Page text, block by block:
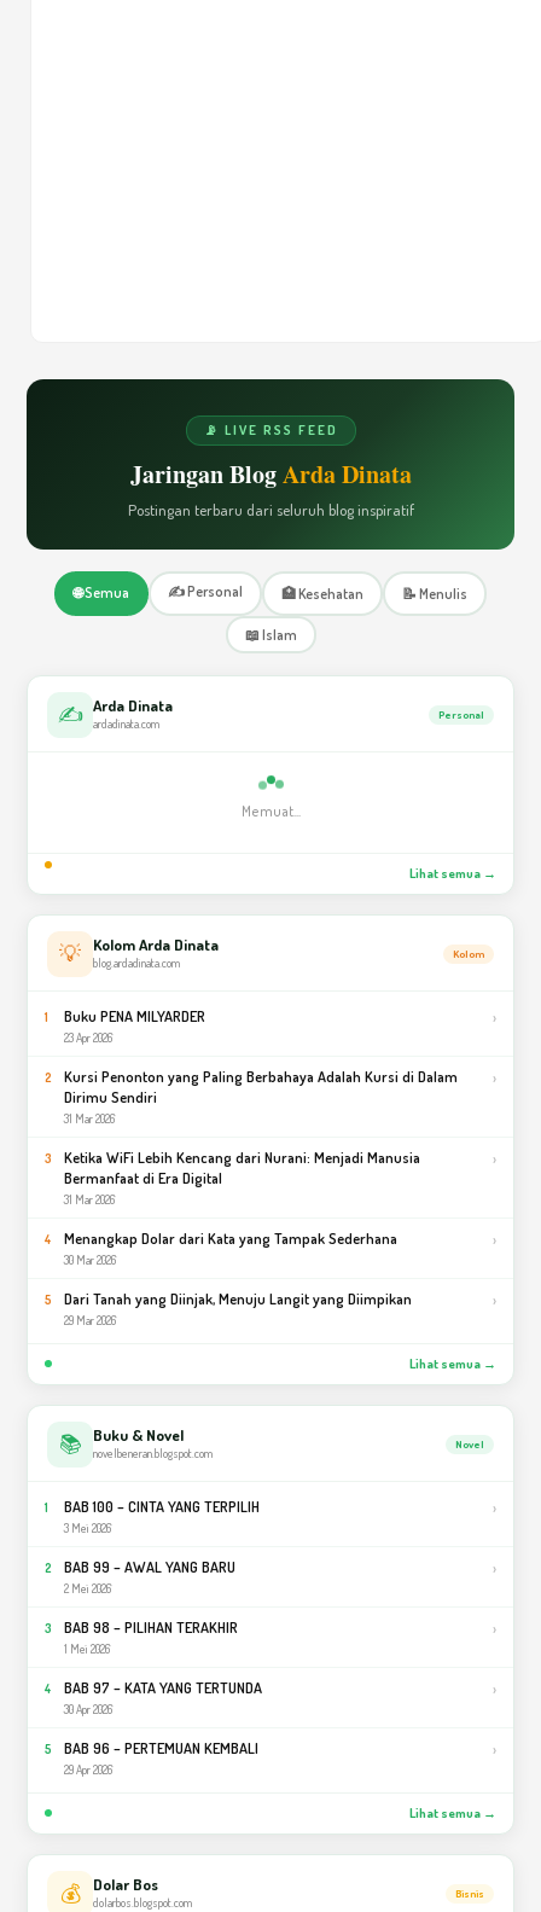
📡 LIVE RSS FEED
Jaringan BlogArda Dinata
Postingan terbaru dari seluruh blog inspiratif
🌐 Semua ✍️ Personal 🏥 Kesehatan 📝 Menulis
📖 Islam
✍️ Arda Dinata
ardadinata.com
Personal
Memuat...
Lihat semua →
💡 Kolom Arda Dinata
blog.ardadinata.com
Kolom
1 Buku PENA MILYARDER
23 Apr 2026
›
2
Kursi Penonton yang Paling Berbahaya Adalah Kursi di Dalam
Dirimu Sendiri
31 Mar 2026
›
3
Ketika WiFi Lebih Kencang dari Nurani: Menjadi Manusia
Bermanfaat di Era Digital
31 Mar 2026
›
4 Menangkap Dolar dari Kata yang Tampak Sederhana
30 Mar 2026
›
5 Dari Tanah yang Diinjak, Menuju Langit yang Diimpikan
29 Mar 2026
›
Lihat semua →
📚 Buku & Novel
novelbeneran.blogspot.com
Novel
1 BAB 100 – CINTA YANG TERPILIH
3 Mei 2026
›
2 BAB 99 – AWAL YANG BARU
2 Mei 2026
›
3 BAB 98 – PILIHAN TERAKHIR
1 Mei 2026
›
4 BAB 97 – KATA YANG TERTUNDA
30 Apr 2026
›
5 BAB 96 – PERTEMUAN KEMBALI
29 Apr 2026
›
Lihat semua →
💰 Dolar Bos
dolarbos.blogspot.com
Bisnis